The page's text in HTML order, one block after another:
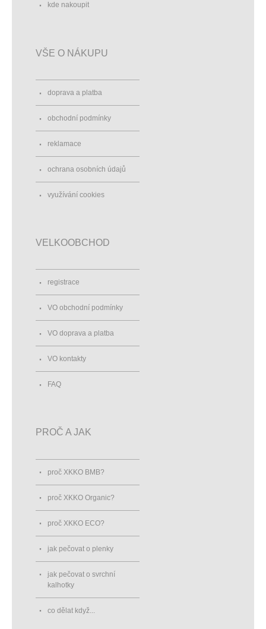
kde nakoupit
VŠE O NÁKUPU
doprava a platba
obchodní podmínky
reklamace
ochrana osobních údajů
využívání cookies
VELKOOBCHOD
registrace
VO obchodní podmínky
VO doprava a platba
VO kontakty
FAQ
PROČ A JAK
proč XKKO BMB?
proč XKKO Organic?
proč XKKO ECO?
jak pečovat o plenky
jak pečovat o svrchní
kalhotky
co dělat když...